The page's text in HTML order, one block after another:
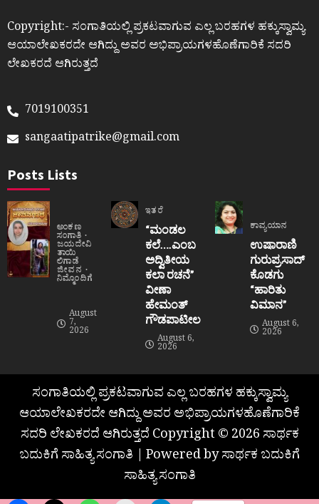
Copyright:- ಸಂಗಾತಿಯಲ್ಲಿ ಪ್ರಕಟವಾಗುವ ಎಲ್ಲ ಬರಹಗಳ ಹಕ್ಕುಸ್ವಾಮ್ಯ
ಆಯಾಲೇಖಕರದೇ ಆಗಿದ್ದು ಅವರ ಅಭಿಪ್ರಾಯಗಳಹೊಣೆಗಾರಿಕೆ ಸದರಿ
ಲೇಖಕರದೆ ಆಗಿರುತ್ತದೆ
7019100351
sangaatipatrike@gmail.com
Posts Lists
ಅಂಕಣ
ಸಂಗಾತಿ
ಜಯದೇವಿ
ತಾಯಿ
ಲಿಗಾಡೆ
ಜೀವನ
ನಿಮ್ಮೊಂದಿಗೆ
August
7,
2026
ಇತರೆ
“ಮಂಡಲ
ಕಲೆ….ಎಂಬ
ಅದ್ವಿತೀಯ
ಕಲಾ ರಚನೆ”‌
ವೀಣಾ
ಹೇಮಂತ್‌
ಗೌಡಪಾಟೀಲ
August 6,
2026
ಕಾವ್ಯಯಾನ
ಉಷಾರಾಣಿ
ಗುರುಪ್ರಸಾದ್
ಕೊಡಗು
“ಹಾರಿತು
ವಿಮಾನ”
August 6,
2026
ಸಂಗಾತಿಯಲ್ಲಿ ಪ್ರಕಟವಾಗುವ ಎಲ್ಲ ಬರಹಗಳ ಹಕ್ಕುಸ್ವಾಮ್ಯ
ಆಯಾಲೇಖಕರದೇ ಆಗಿದ್ದು ಅವರ ಅಭಿಪ್ರಾಯಗಳಹೊಣೆಗಾರಿಕೆ
ಸದರಿ ಲೇಖಕರದೆ ಆಗಿರುತ್ತದೆ Copyright © 2026 ಸಾರ್ಥಕ
ಬದುಕಿಗೆ ಸಾಹಿತ್ಯ ಸಂಗಾತಿ | Powered by ಸಾರ್ಥಕ ಬದುಕಿಗೆ
ಸಾಹಿತ್ಯ ಸಂಗಾತಿ